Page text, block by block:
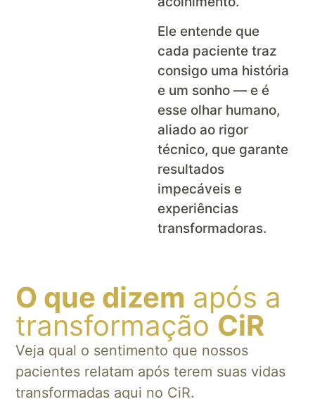
Ele entende que
cada paciente traz
consigo uma história
e um sonho — e é
esse olhar humano,
aliado ao rigor
técnico, que garante
resultados
impecáveis e
experiências
transformadoras.
O que dizem após a
transformaçãoCiR
Veja qual o sentimento que nossos
pacientes relatam após terem suas vidas
transformadas aqui no CiR.